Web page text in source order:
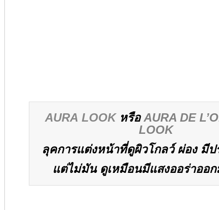
AURA LOOKหรือAURA DE
LOOK
ลุคการแต่งหน้าที่ดูผิวโกลว์ ผ่อง มีป
แต่ไม่มัน ดูเหมือนมีแสงออร่าออ